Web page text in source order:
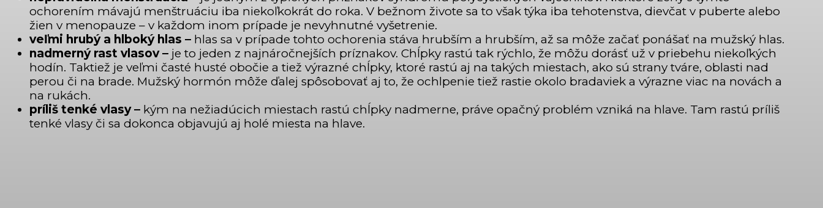
ochorením mávajú menštruáciu iba niekoľkokrát do roka. V bežnom živote sa to však týka iba tehotenstva, dievčat v puberte alebo
žien v menopauze – v každom inom prípade je nevyhnutné vyšetrenie.
veľmi hrubý a hlboký hlas – hlas sa v prípade tohto ochorenia stáva hrubším a hrubším, až sa môže začať ponášať na mužský hlas.
nadmerný rast vlasov – je to jeden z najnáročnejších príznakov. Chĺpky rastú tak rýchlo, že môžu dorásť už v priebehu niekoľkých
hodín. Taktiež je veľmi časté husté obočie a tiež výrazné chĺpky, ktoré rastú aj na takých miestach, ako sú strany tváre, oblasti nad
perou či na brade. Mužský hormón môže ďalej spôsobovať aj to, že ochlpenie tiež rastie okolo bradaviek a výrazne viac na novách a
na rukách.
príliš tenké vlasy – kým na nežiadúcich miestach rastú chĺpky nadmerne, práve opačný problém vzniká na hlave. Tam rastú príliš
tenké vlasy či sa dokonca objavujú aj holé miesta na hlave.